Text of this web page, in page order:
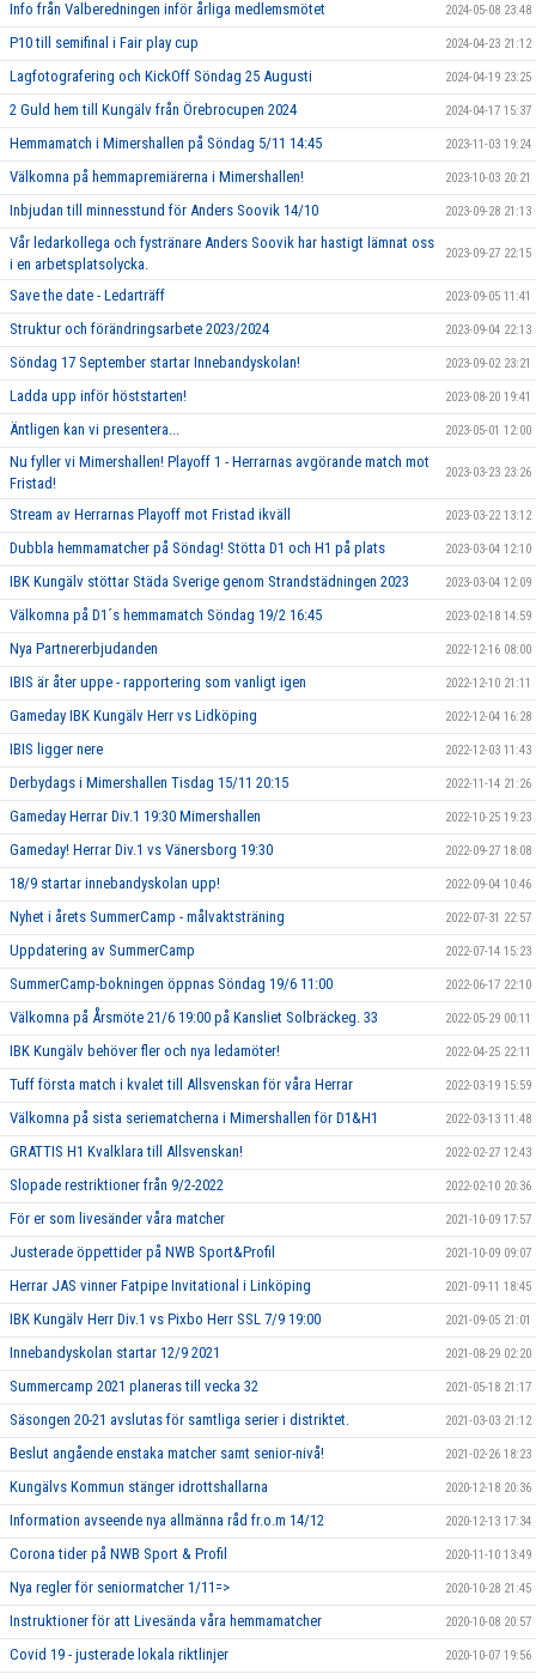
Info från Valberedningen inför årliga medlemsmötet 2024-05-08 23:48
P10 till semifinal i Fair play cup 2024-04-23 21:12
Lagfotografering och KickOff Söndag 25 Augusti 2024-04-19 23:25
2 Guld hem till Kungälv från Örebrocupen 2024 2024-04-17 15:37
Hemmamatch i Mimershallen på Söndag 5/11 14:45 2023-11-03 19:24
Välkomna på hemmapremiärerna i Mimershallen! 2023-10-03 20:21
Inbjudan till minnesstund för Anders Soovik 14/10 2023-09-28 21:13
Vår ledarkollega och fystränare Anders Soovik har hastigt lämnat oss
i en arbetsplatsolycka.
2023-09-27 22:15
Save the date - Ledarträff 2023-09-05 11:41
Struktur och förändringsarbete 2023/2024 2023-09-04 22:13
Söndag 17 September startar Innebandyskolan! 2023-09-02 23:21
Ladda upp inför höststarten! 2023-08-20 19:41
Äntligen kan vi presentera... 2023-05-01 12:00
Nu fyller vi Mimershallen! Playoff 1 - Herrarnas avgörande match mot
Fristad!
2023-03-23 23:26
Stream av Herrarnas Playoff mot Fristad ikväll 2023-03-22 13:12
Dubbla hemmamatcher på Söndag! Stötta D1 och H1 på plats 2023-03-04 12:10
IBK Kungälv stöttar Städa Sverige genom Strandstädningen 2023 2023-03-04 12:09
Välkomna på D1´s hemmamatch Söndag 19/2 16:45 2023-02-18 14:59
Nya Partnererbjudanden 2022-12-16 08:00
IBIS är åter uppe - rapportering som vanligt igen 2022-12-10 21:11
Gameday IBK Kungälv Herr vs Lidköping 2022-12-04 16:28
IBIS ligger nere 2022-12-03 11:43
Derbydags i Mimershallen Tisdag 15/11 20:15 2022-11-14 21:26
Gameday Herrar Div.1 19:30 Mimershallen 2022-10-25 19:23
Gameday! Herrar Div.1 vs Vänersborg 19:30 2022-09-27 18:08
18/9 startar innebandyskolan upp! 2022-09-04 10:46
Nyhet i årets SummerCamp - målvaktsträning 2022-07-31 22:57
Uppdatering av SummerCamp 2022-07-14 15:23
SummerCamp-bokningen öppnas Söndag 19/6 11:00 2022-06-17 22:10
Välkomna på Årsmöte 21/6 19:00 på Kansliet Solbräckeg. 33 2022-05-29 00:11
IBK Kungälv behöver fler och nya ledamöter! 2022-04-25 22:11
Tuff första match i kvalet till Allsvenskan för våra Herrar 2022-03-19 15:59
Välkomna på sista seriematcherna i Mimershallen för D1&H1 2022-03-13 11:48
GRATTIS H1 Kvalklara till Allsvenskan! 2022-02-27 12:43
Slopade restriktioner från 9/2-2022 2022-02-10 20:36
För er som livesänder våra matcher 2021-10-09 17:57
Justerade öppettider på NWB Sport&Profil 2021-10-09 09:07
Herrar JAS vinner Fatpipe Invitational i Linköping 2021-09-11 18:45
IBK Kungälv Herr Div.1 vs Pixbo Herr SSL 7/9 19:00 2021-09-05 21:01
Innebandyskolan startar 12/9 2021 2021-08-29 02:20
Summercamp 2021 planeras till vecka 32 2021-05-18 21:17
Säsongen 20-21 avslutas för samtliga serier i distriktet. 2021-03-03 21:12
Beslut angående enstaka matcher samt senior-nivå! 2021-02-26 18:23
Kungälvs Kommun stänger idrottshallarna 2020-12-18 20:36
Information avseende nya allmänna råd fr.o.m 14/12 2020-12-13 17:34
Corona tider på NWB Sport & Profil 2020-11-10 13:49
Nya regler för seniormatcher 1/11=> 2020-10-28 21:45
Instruktioner för att Livesända våra hemmamatcher 2020-10-08 20:57
Covid 19 - justerade lokala riktlinjer 2020-10-07 19:56